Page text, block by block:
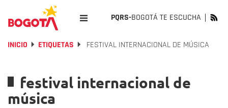
PQRS-BOGOTÁ TE ESCUCHA
INICIO ETIQUETAS FESTIVAL INTERNACIONAL DE MÚSICA
festival internacional de
música